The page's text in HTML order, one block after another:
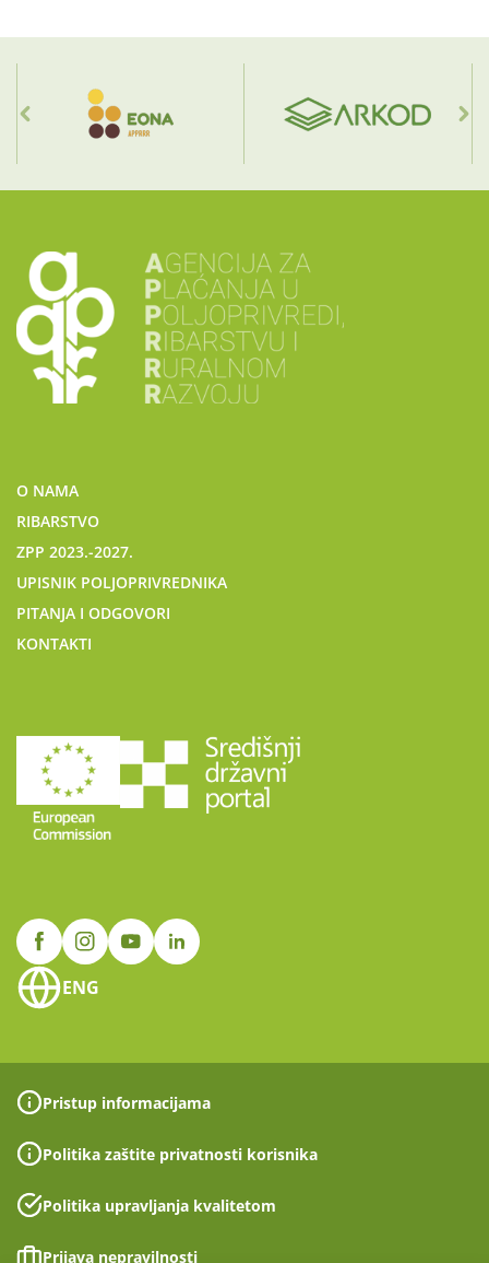
O NAMA
RIBARSTVO
ZPP 2023.-2027.
UPISNIK POLJOPRIVREDNIKA
PITANJA I ODGOVORI
KONTAKTI
ENG
Pristup informacijama
Politika zaštite privatnosti korisnika
Politika upravljanja kvalitetom
Prijava nepravilnosti